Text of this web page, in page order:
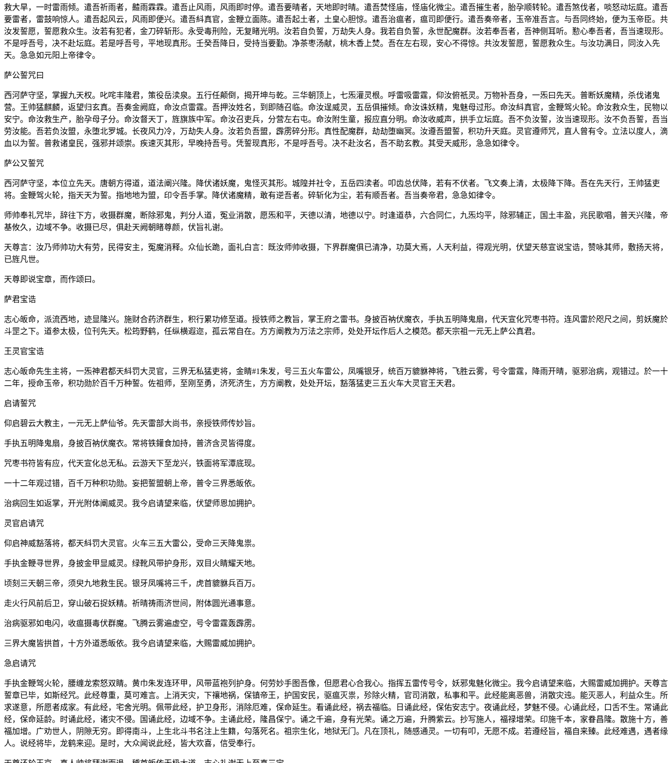
救大旱，一时雷雨倾。遣吾祈雨者，齄雨霖霖。遣吾止风雨，风雨即时停。遣吾要晴者，天地即时晴。遣吾焚怪庙，怪庙化微尘。遣吾摧生者，胎孕顺转轮。遣吾煞伐者，啖怒动坛庭。遣吾
要雷者，雷鼓响惊人。遣吾起风云，风雨即便兴。遣吾紏真官，金鞭立面陈。遣吾起土者，土皇心胆惊。遣吾治瘟者，瘟司即便行。遣吾奏帝者，玉帝准吾言。与吾同终始，便为玉帝臣。共
汝发誓愿，誓愿救众生。汝若有犯者，金刀碎斩形。永受毒刑险，无复睹光明。汝若自负誓，万劫失人身。我若自负誓，永世配魔群。汝若奉吾者，吾神侧耳听。懃心奉吾者，吾当速现形。
不是呼吾号，决不赴坛庭。若是呼吾号，平地现真形。壬癸吾降日，受持当要勤。净茶枣汤献，桃木香上焚。吾在左右现，安心不得惊。共汝发誓愿，誓愿救众生。与汝功满日，同汝入先
天。急急如元阳上帝律令。
萨公誓咒曰
西河萨守坚，掌握九天权。叱咤丰隆君，策役岳渎泉。五行任颠倒，揭开坤与乾。三华朝顶上，七炁灌灵根。呼雷吸雷霆，仰汝俯祇灵。万物补吾身，一炁曰先天。普断妖魔精，杀伐诸鬼
营。王帅猛麒麟，返望归玄真。吾奏金阙庭，命汝点雷霆。吾押汝姓名，到即随召临。命汝逞威灵，五岳俱摧倾。命汝诛妖精，鬼魅母过形。命汝紏真官，金鞭驾火轮。命汝救众生，民物以
安宁。命汝救生产，胎孕母子分。命汝督天丁，旌旗族中军。命汝召吏兵，分营左右屯。命汝附生童，报应直分明。命汝收威声，拱手立坛庭。吾不负汝誓，汝当速现形。汝不负吾誓，吾当
劳汝能。吾若负汝盟，永堕北罗城。长夜风力冷，万劫失人身。汝若负吾盟，霹雳碎分形。真性配魔群，劫劫堕幽冥。汝遵吾盟誓，积功升天庭。灵官遵师咒，直人曾有令。立法以度人，滴
血以为誓。普救诸皇民，强邪并颂崇。疾速灭其形，早晚持吾号。凭誓现真形，不是呼吾号。决不赴汝名，吾不助玄教。其受天威形，急急如律令。
萨公又誓咒
西河萨守坚，本位立先天。唐朝方得道，道法阐兴隆。降伏诸妖魔，鬼怪灭其形。城隍并社令，五岳四渎者。叩齿总伏降，若有不伏者。飞文奏上清，太极降下降。吾在先天行，王帅猛吏
将。金鞭驾火轮，指天天为誓。指地地为盟，印令吾手掌。降伏诸魔精，敢有逆吾者。碎斩化为尘，若有顺吾者。吾当奏帝君，急急如律令。
师帅奉礼咒毕，辞往下方，收摄群魔，断除邪鬼，判分人道，冤业消散，愿炁和平，天德以清，地德以宁。时逢道恭，六合同仁，九炁均平，除邪辅正，国土丰盈，兆民歌唱，普天兴隆，帝
基攸久，边域不争。收摄已尽，俱赴天阙朝睹尊颜，伏旨礼谢。
天尊言：汝乃师帅功大有劳，民得安主，冤魔消释。众仙长跪，面礼白言：既汝师帅收摄，下界群魔俱已清净，功莫大焉，人天利益，得观光明，伏望天慈宣说宝诰，赞咏其师，敷扬天将，
已旌凡世。
天尊即说宝章，而作颂曰。
萨君宝诰
志心皈命，派流西地，迹显隆兴。施财合药济群生，积行累功修至道。授铁师之教旨，掌王府之雷书。身披百衲伏魔衣，手执五明降鬼扇，代天宣化咒枣书符。连风雷於咫尺之间，剪妖魔於
斗罡之下。道参太极，位刊先天。松筠野鹤，任纵横遐迩，孤云常自在。方方阐教为万法之宗师，处处开坛作后人之模范。都天宗祖一元无上萨公真君。
王灵官宝诰
志心皈命先生主将，一炁神君都天紏罚大灵官，三界无私猛吏将，金睛#1朱发，号三五火车雷公，凤嘴银牙，统百万貔貅神将，飞胜云雾，号令雷霆，降雨开晴，驱邪治病，观错过。於一十
二年，授命玉帝，积功勋於百千万种誓。佐祖师，至刚至勇，济死济生，方方阐教，处处开坛，豁落猛吏三五火车大灵官王天君。
启请誓咒
仰启碧云大教主，一元无上萨仙爷。先天雷部大尚书，亲授铁师传妙旨。
手执五明降鬼扇，身披百衲伏魔衣。常将铁鑵食加持，普济含灵皆得度。
咒枣书符皆有应，代天宣化总无私。云游天下至龙兴，铁面将军潭底现。
一十二年观过错，百千万种积功勋。妄把誓盟朝上帝，普令三界悉皈依。
治病回生如返掌，开光附体阐威灵。我今启请望来临，伏望师恩加拥护。
灵官启请咒
仰启神威豁落将，都天紏罚大灵官。火车三五大雷公，受命三天降鬼祟。
手执金鞭寻世界，身披金甲显威灵。绿靴风带护身形，双目火睛耀天地。
顷刻三天朝三帝，须臾九地救生民。银牙凤嘴将三千，虎首貔貅兵百万。
走火行风前后卫，穿山破石捉妖精。祈晴祷雨济世间，附体圆光通事意。
治病驱邪如电闪，收瘟摄毒伏群魔。飞腾云雾遍虚空，号令雷霆轰霹雳。
三界大魔皆拱首，十方外道悉皈依。我今启请望来临，大赐雷威加拥护。
急启请咒
手执金鞭驾火轮，腰缠龙索怒双睛。黄巾朱发连环甲，风带蓝袍列护身。何劳妙手图吾像，但愿君心合我心。指挥五雷传号令，妖邪鬼魅化微尘。我今启请望来临，大赐雷威加拥护。天尊言
誓章已毕，如斯经咒。此经尊重，莫可难言。上消天灾，下禳地祸，保镇帝王，护国安民，驱瘟灭祟，殄除火精，官司消散，私事和平。此经能离恶兽，消散灾迍。能灭恶人，利益众生。所
求遂意，所愿者成家。有此经，宅舍光明。佩带此经，护卫身形，消除厄难，保命延生。看诵此经，祸去福临。日诵此经，保佑安志宁。夜诵此经，梦魅不侵。心诵此经，口舌不生。常诵此
经，保命延龄。时诵此经，诸灾不侵。国诵此经，边域不争。主诵此经，隆昌保宁。诵之千遍，身有光荣。诵之万遍，升腾紫云。抄写施人，福禄增荣。印施千本，家眷昌隆。散施十方，善
福加增。广劝世人，阴隙无穷。即得南斗，上生北斗书名注上生籍，勾落死名。祖宗生化，地狱无门。凡在顶礼，随感通灵。一切有叩，无愿不成。若遵经旨，福自来臻。此经难遇，遇者缘
人。说经将毕，龙鹤来迎。是时，大众闻说此经，皆大欢喜，信受奉行。